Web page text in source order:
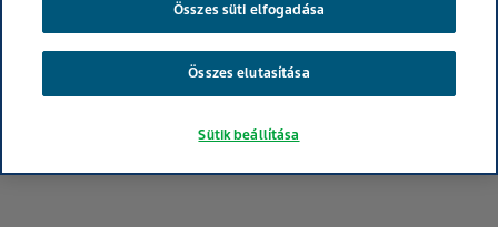
Összes süti elfogadása
Összes elutasítása
Sütik beállítása